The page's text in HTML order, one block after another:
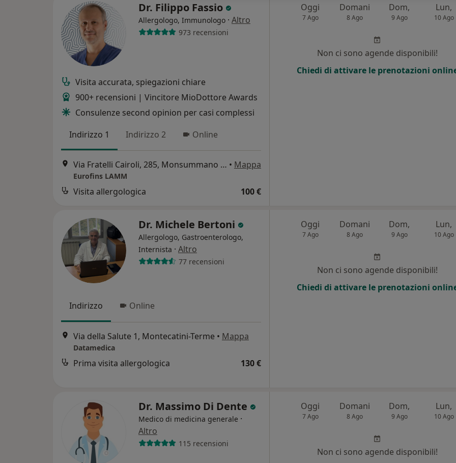
Dr. Filippo Fassio
Allergologo, Immunologo · Altro
973 recensioni
Visita accurata, spiegazioni chiare
900+ recensioni | Vincitore MioDottore Awards
Consulenze second opinion per casi complessi
Indirizzo 1
Indirizzo 2 Online
Via Fratelli Cairoli, 285, Monsummano Terme • Mappa
Eurofins LAMM
Visita allergologica 100 €
Oggi
7 Ago
Domani
8 Ago
Dom,
9 Ago
Lun,
10 Ago
Non ci sono agende disponibili!
Chiedi di attivare le prenotazioni
Dr. Michele Bertoni
Allergologo, Gastroenterologo,
Internista · Altro
77 recensioni
Indirizzo Online
Via della Salute 1, Montecatini-Terme • Mappa
Datamedica
Prima visita allergologica 130 €
Oggi
7 Ago
Domani
8 Ago
Dom,
9 Ago
Lun,
10 Ago
Non ci sono agende disponibili!
Chiedi di attivare le prenotazioni
Dr. Massimo Di Dente
Medico di medicina generale ·
Altro
115 recensioni
Oggi
7 Ago
Domani
8 Ago
Dom,
9 Ago
Lun,
10 Ago
Non ci sono agende disponibili!